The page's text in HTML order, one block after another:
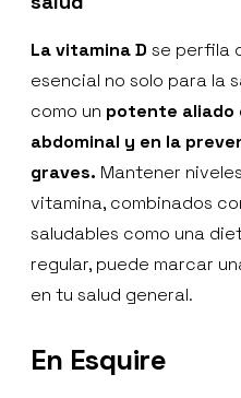
La vitamina D se perfila
esencial no solo para la
como un potente aliado
abdominal y en la
graves. Mantener
vitamina, combinados
saludables como una
regular, puede marcar
en tu salud general.
En Esquire